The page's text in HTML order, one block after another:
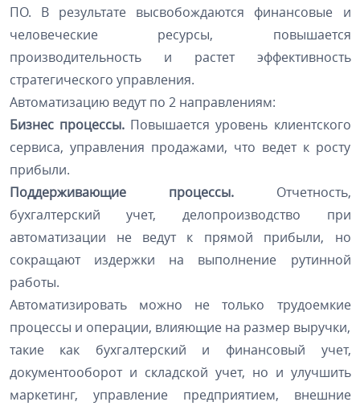
ПО. В результате высвобождаются финансовые и
человеческие ресурсы, повышается
производительность и растет эффективность
стратегического управления.
Автоматизацию ведут по 2 направлениям:
Бизнес процессы.Повышается уровень клиентского
сервиса, управления продажами, что ведет к росту
прибыли.
Поддерживающие процессы.Отчетность,
бухгалтерский учет, делопроизводство при
автоматизации не ведут к прямой прибыли, но
сокращают издержки на выполнение рутинной
работы.
Автоматизировать можно не только трудоемкие
процессы и операции, влияющие на размер выручки,
такие как бухгалтерский и финансовый учет,
документооборот и складской учет, но и улучшить
маркетинг, управление предприятием, внешние